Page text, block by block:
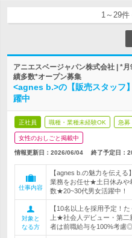
1～29件
アニエスベージャパン株式会社 | *
績多数*オープン募集
<agnes b.>の【販売スタッフ
躍中
正社員 職種・業種未経験OK 急募
女性のおしごと掲載中
情報更新日：2026/06/04 終了予定日：
仕事内容
【agnes b.の魅力を伝え
業務をお任せ★土日休みや
数★20~30代男女活躍中！
対象と
なる方
【10名以上を採用予定！
上★社会人デビュー・第
者は前職給与を100%考慮